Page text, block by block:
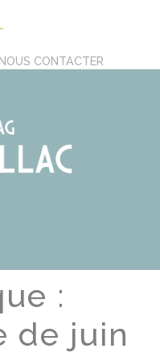
NOUS CONTACTER
:
de juin